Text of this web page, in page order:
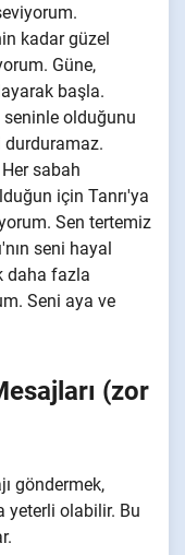
kadar güzel
Güne,
başla.
seninle olduğunu
durduramaz.
sabah
için Tanrı'ya
Sen tertemiz
seni hayal
daha fazla
Seni aya ve
(zor
göndermek,
yeterli olabilir. Bu